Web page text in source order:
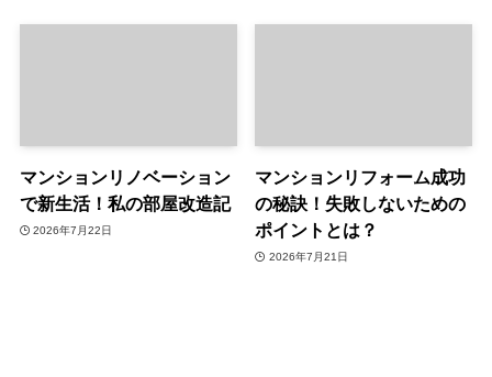
マンションリノベーション
で新生活！私の部屋改造記
2026年7月22日
マンションリフォーム成功
の秘訣！失敗しないための
ポイントとは？
2026年7月21日